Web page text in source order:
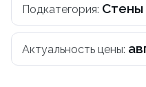
Подкатегория: Стены
Актуальность цены: